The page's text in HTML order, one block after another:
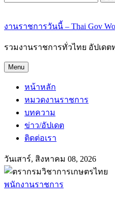
งานราชการวันนี้ – Thai Gov
รวมงานราชการทั่วไทย อัปเดต
Menu
หน้าหลัก
หมวดงานราชการ
บทความ
ข่าว/อัปเดต
ติดต่อเรา
วันเสาร์, สิงหาคม 08, 2026
พนักงานราชการ